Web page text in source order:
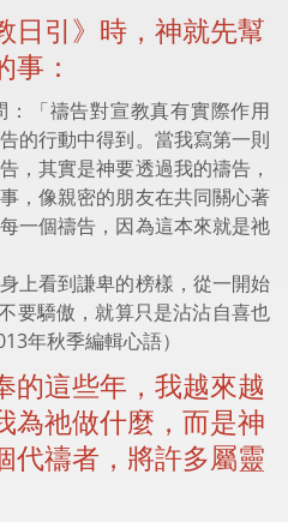
日引》時，神就先幫
：
：「禱告對宣教真有實際作用
的行動中得到。當我寫第一則
，其實是神要透過我的禱告，
，像親密的朋友在共同關心著
一個禱告，因為這本來就是祂
上看到謙卑的榜樣，從一開始
要驕傲，就算只是沾沾自喜也
年秋季編輯心語）
的這些年，我越來越
為祂做什麼，而是神
代禱者，將許多屬靈